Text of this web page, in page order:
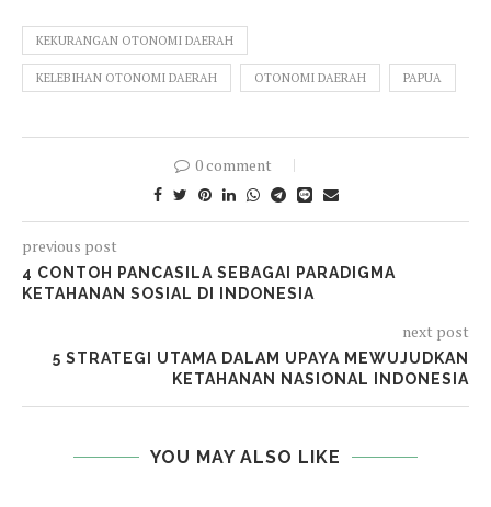
KEKURANGAN OTONOMI DAERAH
KELEBIHAN OTONOMI DAERAH OTONOMI DAERAH PAPUA
0 comment
previous post
4 CONTOH PANCASILA SEBAGAI PARADIGMA
KETAHANAN SOSIAL DI INDONESIA
next post
5 STRATEGI UTAMA DALAM UPAYA MEWUJUDKAN
KETAHANAN NASIONAL INDONESIA
YOU MAY ALSO LIKE